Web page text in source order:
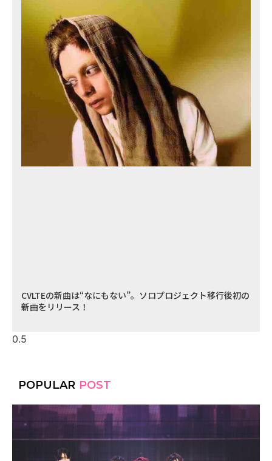
CVLTEの新曲は“なにもない”。ソロプロジェクト移行後初の
新曲をリリース！
POPULAR POST